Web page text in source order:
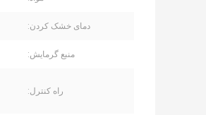
دمای خشک کردن:
منبع گرمایش:
راه کنترل: